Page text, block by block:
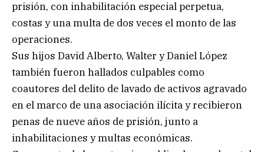
prisión, con inhabilitación especial perpetua,
costas y una multa de dos veces el monto de las
operaciones.
Sus hijos David Alberto, Walter y Daniel López
también fueron hallados culpables como
coautores del delito de lavado de activos agravado
en el marco de una asociación ilícita y recibieron
penas de nueve años de prisión, junto a
inhabilitaciones y multas económicas.